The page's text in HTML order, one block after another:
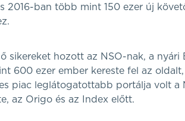
2016-ban több mint 150 ezer új
sikereket hozott az NSO-nak, a nyári
600 ezer ember kereste fel az oldalt,
piac leglátogatottabb portálja volt a
az Origo és az Index előtt.